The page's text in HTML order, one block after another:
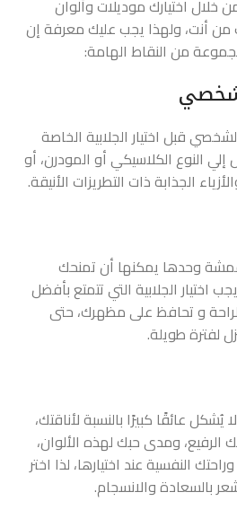
خلال اختيارك موديلات وألوان
من أنت، ولهذا يجب عليك معرفة إن
من النقاط الهامة:
قبل اختيار الجلابية الخاصة
النوع الكلاسيكي أو المودرن، أو
الجذابة ذات التطريزات الأنيقة.
وحدها يمكنها أن تمنحك
اختيار الجلابية التي تتمتع بأفضل
و تحافظ على مظهرك، حتى
لفترة طويلة.
يُشكل عائقًا كبيرًا بالنسبة لأناقتك،
ومدى حبك لهذه الألوان،
النفسية عند اختيارها، لذا اختر
بالسعادة والانسجام.